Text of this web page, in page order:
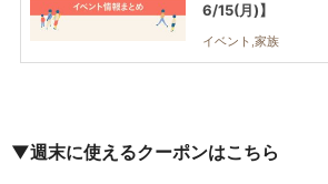
6/15(月)】
イベント,家族
▼週末に使えるクーポンはこちら